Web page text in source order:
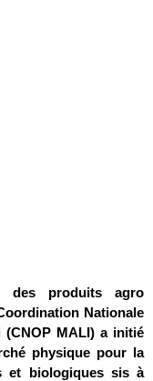
des produits agro
Nationale
(CNOP MALI) a initié
physique pour la
et biologiques sis à